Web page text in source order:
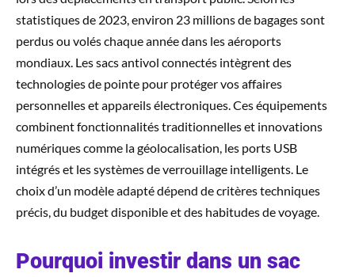
statistiques de 2023, environ 23 millions de bagages sont
perdus ou volés chaque année dans les aéroports
mondiaux. Les sacs antivol connectés intègrent des
technologies de pointe pour protéger vos affaires
personnelles et appareils électroniques. Ces équipements
combinent fonctionnalités traditionnelles et innovations
numériques comme la géolocalisation, les ports USB
intégrés et les systèmes de verrouillage intelligents. Le
choix d’un modèle adapté dépend de critères techniques
précis, du budget disponible et des habitudes de voyage.
Pourquoi investir dans un sac